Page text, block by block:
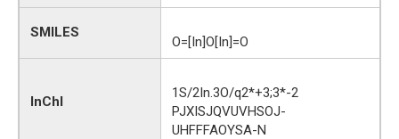
SMILES
O=[In]O[In]=O
InChI
1S/2In.3O/q2*+3;3*-2
PJXISJQVUVHSOJ-
UHFFFAOYSA-N